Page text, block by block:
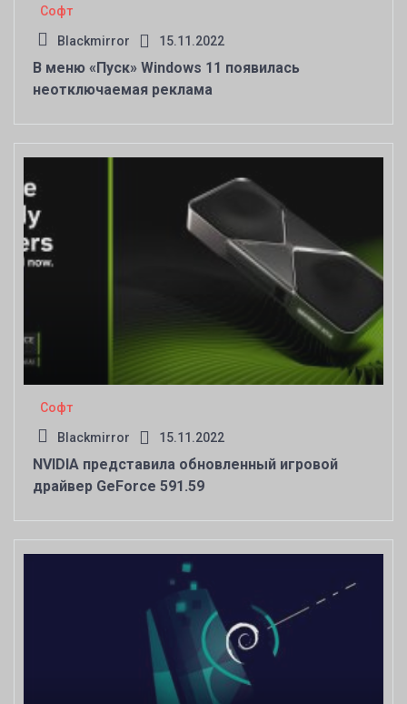
Софт
Blackmirror 15.11.2022
В меню «Пуск» Windows 11 появилась
неотключаемая реклама
Софт
Blackmirror 15.11.2022
NVIDIA представила обновленный игровой
драйвер GeForce 591.59